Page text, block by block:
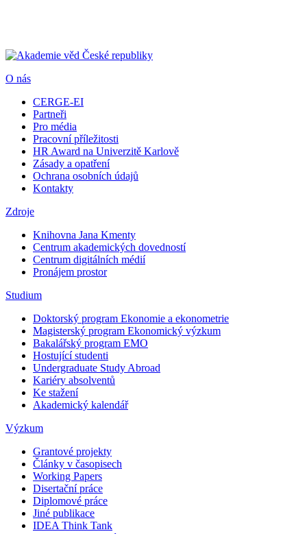
O nás
CERGE-EI
Partneři
Pro média
Pracovní příležitosti
HR Award na Univerzitě Karlově
Zásady a opatření
Ochrana osobních údajů
Kontakty
Zdroje
Knihovna Jana Kmenty
Centrum akademických dovedností
Centrum digitálních médií
Pronájem prostor
Studium
Doktorský program Ekonomie a ekonometrie
Magisterský program Ekonomický výzkum
Bakalářský program EMO
Hostující studenti
Undergraduate Study Abroad
Kariéry absolventů
Ke stažení
Akademický kalendář
Výzkum
Grantové projekty
Články v časopisech
Working Papers
Disertační práce
Diplomové práce
Jiné publikace
IDEA Think Tank